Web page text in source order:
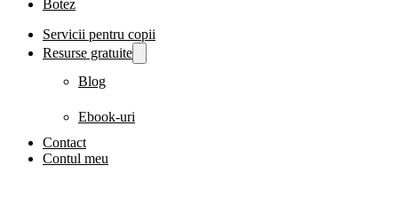
Botez
Servicii pentru copii
Resurse gratuite
Blog
Ebook-uri
Contact
Contul meu